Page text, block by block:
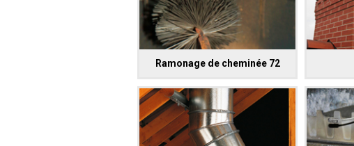
Ramonage de cheminée 72